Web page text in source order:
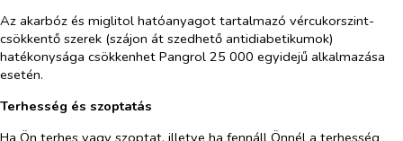
Az akarbóz és miglitol hatóanyagot tartalmazó vércukorszint-
csökkentő szerek (szájon át szedhető antidiabetikumok)
hatékonysága csökkenhet Pangrol 25 000 egyidejű alkalmazása
esetén.
Terhesség és szoptatás
Ha Ön terhes vagy szoptat, illetve ha fennáll Önnél a terhesség